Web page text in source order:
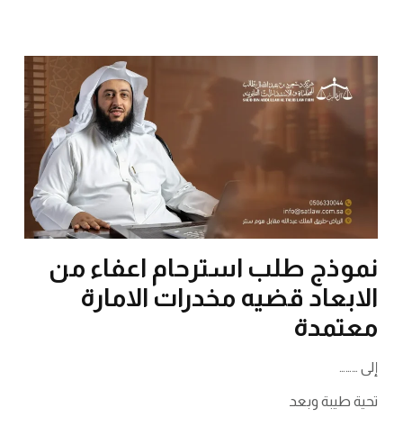
نموذج طلب استرحام اعفاء من
الابعاد قضيه مخدرات الامارة
معتمدة
إلى ………
تحية طيبة وبعد